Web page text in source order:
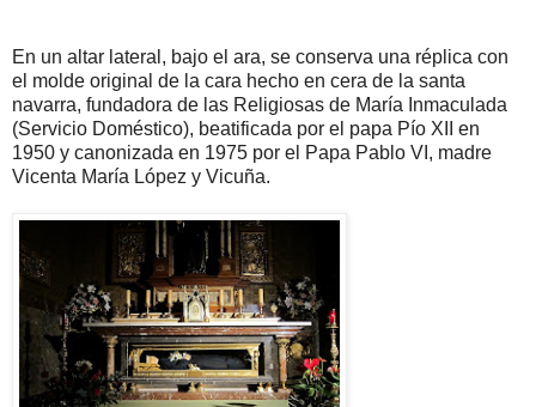
En un altar lateral, bajo el ara, se conserva una réplica con
el molde original de la cara hecho en cera de la santa
navarra, fundadora de las Religiosas de María Inmaculada
(Servicio Doméstico), beatificada por el papa Pío XII en
1950 y canonizada en 1975 por el Papa Pablo VI, madre
Vicenta María López y Vicuña.